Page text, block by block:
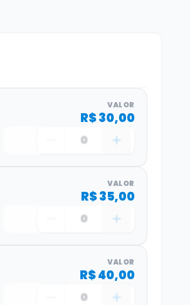
VALOR
R$ 30,00
0
VALOR
R$ 35,00
0
VALOR
R$ 40,00
0